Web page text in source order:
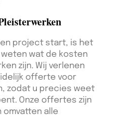
project start, is het
wat de kosten
zijn. Wij verlenen
offerte voor
zodat u precies weet
Onze offertes zijn
alle